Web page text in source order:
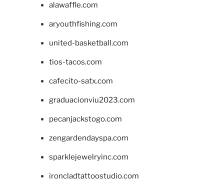
alawaffle.com
aryouthfishing.com
united-basketball.com
tios-tacos.com
cafecito-satx.com
graduacionviu2023.com
pecanjackstogo.com
zengardendayspa.com
sparklejewelryinc.com
ironcladtattoostudio.com